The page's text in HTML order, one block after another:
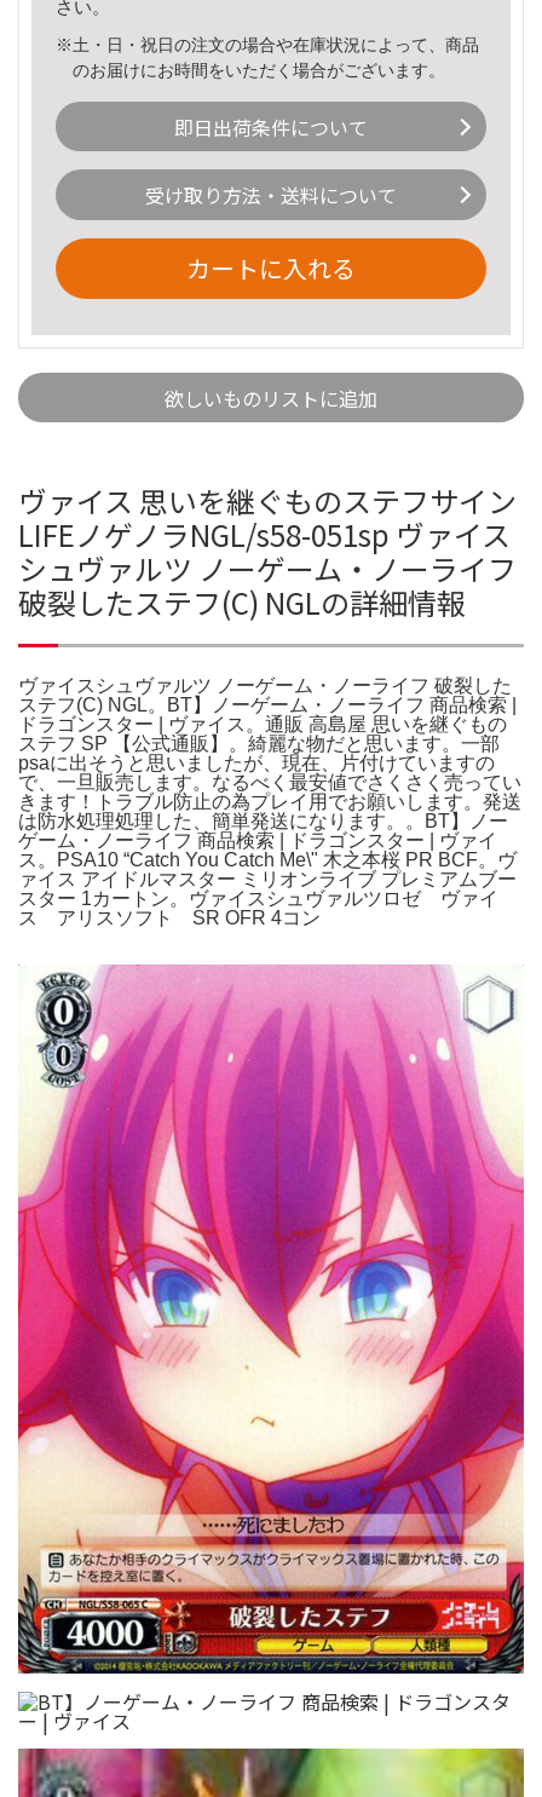
さい。
※土・日・祝日の注文の場合や在庫状況によって、商品
のお届けにお時間をいただく場合がございます。
即日出荷条件について
受け取り方法・送料について
カートに入れる
欲しいものリストに追加
ヴァイス 思いを継ぐものステフサイン
LIFEノゲノラNGL/s58-051sp ヴァイス
シュヴァルツ ノーゲーム・ノーライフ
破裂したステフ(C) NGLの詳細情報
ヴァイスシュヴァルツ ノーゲーム・ノーライフ 破裂した
ステフ(C) NGL。BT】ノーゲーム・ノーライフ 商品検索 |
ドラゴンスター | ヴァイス。通販 高島屋 思いを継ぐもの
ステフ SP 【公式通販】。綺麗な物だと思います。一部
psaに出そうと思いましたが、現在、片付けていますの
で、一旦販売します。なるべく最安値でさくさく売ってい
きます！トラブル防止の為プレイ用でお願いします。発送
は防水処理処理した、簡単発送になります。。BT】ノー
ゲーム・ノーライフ 商品検索 | ドラゴンスター | ヴァイ
ス。PSA10 “Catch You Catch Me\" 木之本桜 PR BCF。ヴ
ァイス アイドルマスター ミリオンライブ プレミアムブー
スター 1カートン。ヴァイスシュヴァルツロゼ ヴァイ
ス アリスソフト SR OFR 4コン